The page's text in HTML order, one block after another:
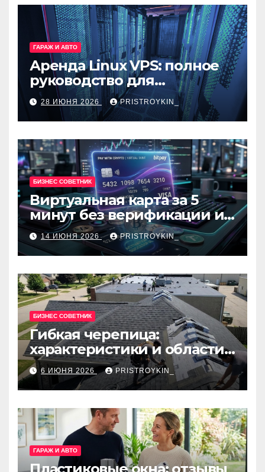
ГАРАЖ И АВТО
Аренда Linux VPS: полное
руководство для
разработчиков и
администраторов
28 ИЮНЯ 2026 PRISTROYKIN_
БИЗНЕС СОВЕТНИК
Виртуальная карта за 5
минут без верификации и
банков с пополнением в
USDT
14 ИЮНЯ 2026 PRISTROYKIN_
БИЗНЕС СОВЕТНИК
Гибкая черепица:
характеристики и области
применения
6 ИЮНЯ 2026 PRISTROYKIN_
ГАРАЖ И АВТО